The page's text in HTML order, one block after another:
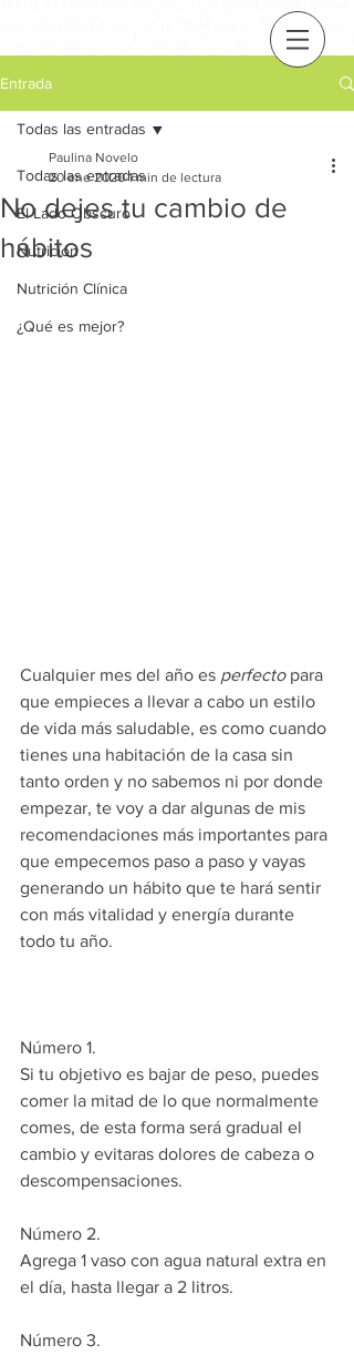
Entrada
Todas las entradas
El Lado Obscuro
Nutrición
Nutrición Clínica
¿Qué es mejor?
Todas las entradas
No dejes tu cambio de
hábitos
Paulina Novelo
20 ene 2020 1 min de lectura
Cualquier mes del año es perfecto para
que empieces a llevar a cabo un estilo
de vida más saludable, es como cuando
tienes una habitación de la casa sin
tanto orden y no sabemos ni por donde
empezar, te voy a dar algunas de mis
recomendaciones más importantes para
que empecemos paso a paso y vayas
generando un hábito que te hará sentir
con más vitalidad y energía durante
todo tu año.
Número 1.
Si tu objetivo es bajar de peso, puedes
comer la mitad de lo que normalmente
comes, de esta forma será gradual el
cambio y evitaras dolores de cabeza o
descompensaciones.
Número 2.
Agrega 1 vaso con agua natural extra en
el día, hasta llegar a 2 litros.
Número 3.